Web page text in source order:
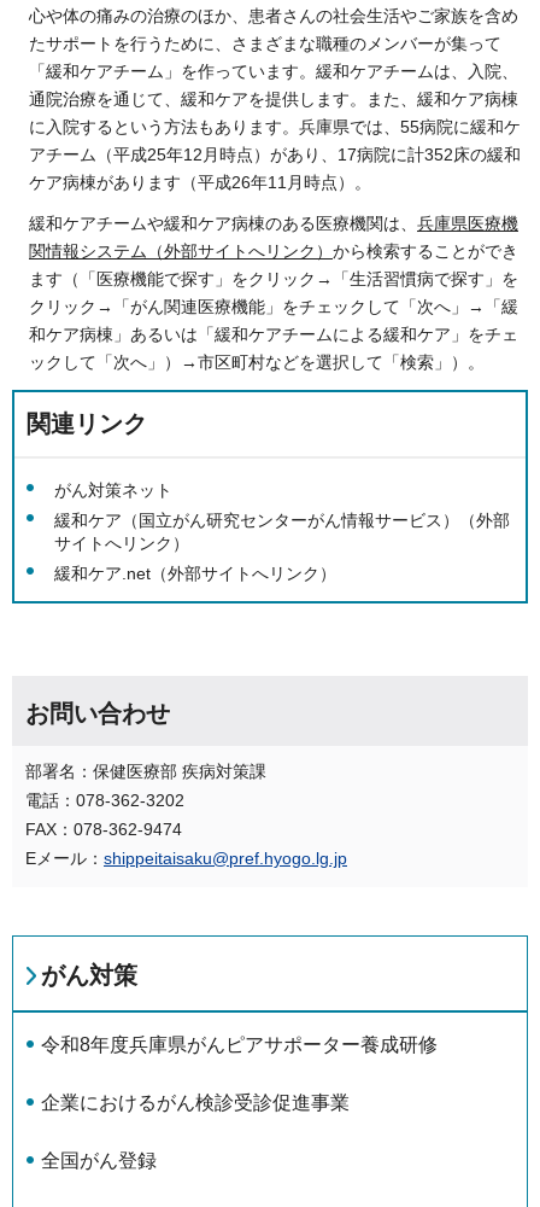
心や体の痛みの治療のほか、患者さんの社会生活やご家族を含め
たサポートを行うために、さまざまな職種のメンバーが集って
「緩和ケアチーム」を作っています。緩和ケアチームは、入院、
通院治療を通じて、緩和ケアを提供します。また、緩和ケア病棟
に入院するという方法もあります。兵庫県では、55病院に緩和ケ
アチーム（平成25年12月時点）があり、17病院に計352床の緩和
ケア病棟があります（平成26年11月時点）。
緩和ケアチームや緩和ケア病棟のある医療機関は、 兵庫県医療機
関情報システム（外部サイトへリンク） から検索することができ
ます（「医療機能で探す」をクリック→「生活習慣病で探す」を
クリック→「がん関連医療機能」をチェックして「次へ」→「緩
和ケア病棟」あるいは「緩和ケアチームによる緩和ケア」をチェ
ックして「次へ」）→市区町村などを選択して「検索」）。
関連リンク
がん対策ネット
緩和ケア（国立がん研究センターがん情報サービス）（外部
サイトへリンク）
緩和ケア.net（外部サイトへリンク）
お問い合わせ
部署名：保健医療部 疾病対策課
電話：078-362-3202
FAX：078-362-9474
Eメール： shippeitaisaku@pref.hyogo.lg.jp
がん対策
令和8年度兵庫県がんピアサポーター養成研修
企業におけるがん検診受診促進事業
全国がん登録